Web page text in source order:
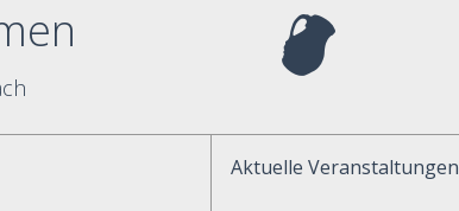
Aktuelle Veranstaltungen